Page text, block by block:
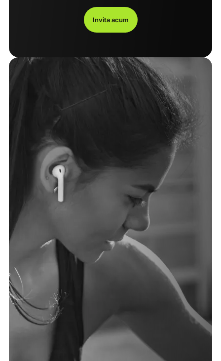
Invita acum